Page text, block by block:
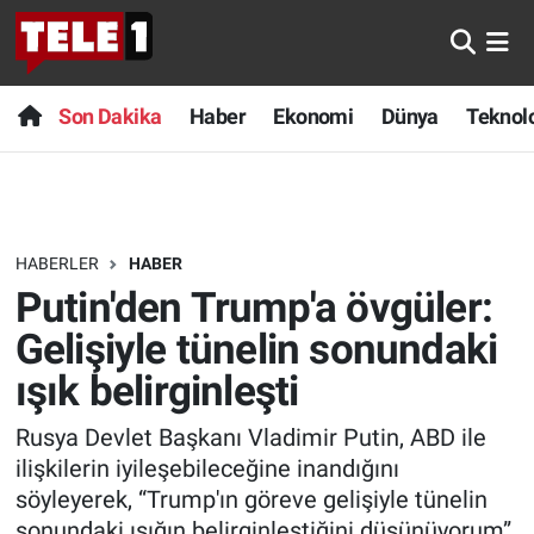
Son Dakika Haber Ekonomi Dünya
HABERLER HABER
Putin'den Trump'a övgüler:
Gelişiyle tünelin sonundaki
ışık belirginleşti
Rusya Devlet Başkanı Vladimir Putin, ABD ile
ilişkilerin iyileşebileceğine inandığını
söyleyerek, “Trump'ın göreve gelişiyle tünelin
Anında Manşet
Başka Sohbetler
Bilim turu
Bilim ve Teknoloji Evreni
Doğa Konuşuyor
Dünya
Ege Saati
Son Dakika
Haber
Dünya
Teknoloji
Sağlık
Spor
Yayın Akışı
Nöbetçi Eczaneler
Hava Durumu
Trafik Durumu
Süper Lig Puan Durumu ve Fikstür
Tüm Manşetler
Son Dakika Haberleri
Haber Arşivi